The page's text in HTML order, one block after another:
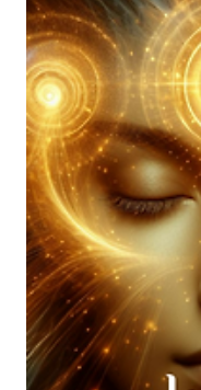
있습니다. 물고기자리를 통과
가져오며, 이는 황도대를 통
됩니다. 더 높은 관..